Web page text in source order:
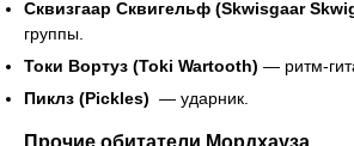
Сквизгаар Сквигельф (Skwisgaar
группы.
Токи Вортуз (Toki Wartooth) — ритм-
Пиклз (Pickles) — ударник.
Прочие обитатели Мордхауза